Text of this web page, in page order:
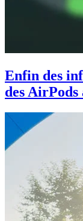
Enfin des
des AirPods